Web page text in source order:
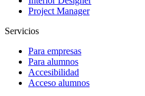
Project Manager
Servicios
Para empresas
Para alumnos
Accesibilidad
Acceso alumnos